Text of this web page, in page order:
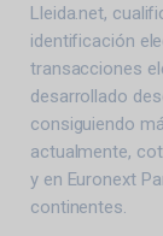
Lleida.net,
identificación
transacciones
desarrollado
consiguiendo
actualmente,
y en Euronext
continentes.